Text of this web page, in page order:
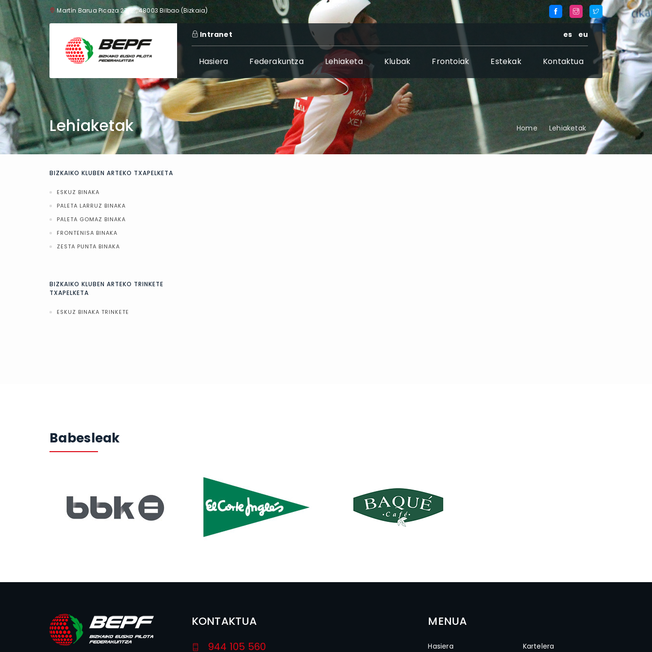
Martín Barua Picaza 27, 2º, 48003 Bilbao (Bizkaia)
Intranet es eu
Hasiera Federakuntza Lehiaketa Klubak Frontoiak Estekak Kontaktua
Lehiaketak Home Lehiaketak
BIZKAIKO KLUBEN ARTEKO TXAPELKETA
ESKUZ BINAKA
PALETA LARRUZ BINAKA
PALETA GOMAZ BINAKA
FRONTENISA BINAKA
ZESTA PUNTA BINAKA
BIZKAIKO KLUBEN ARTEKO TRINKETE
TXAPELKETA
ESKUZ BINAKA TRINKETE
Babesleak
KONTAKTUA
944 105 560
MENUA
Hasiera Kartelera